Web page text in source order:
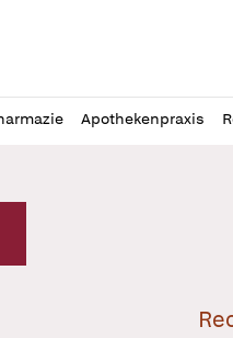
Apothekenpraxis
Logo